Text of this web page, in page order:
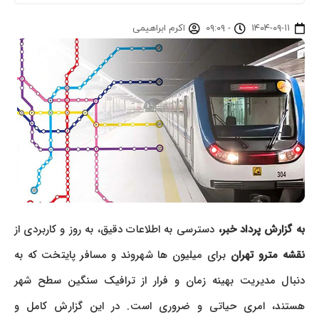
۱۴۰۴-۰۹-۱۱ - ۰۹:۰۹ اکرم ابراهیمی
به گزارش پرداد خبر،دسترسی به اطلاعات دقیق، به روز و کاربردی از
نقشه مترو تهرانبرای میلیون ها شهروند و مسافر پایتخت که به
دنبال مدیریت بهینه زمان و فرار از ترافیک سنگین سطح شهر
هستند، امری حیاتی و ضروری است. در این گزارش کامل و